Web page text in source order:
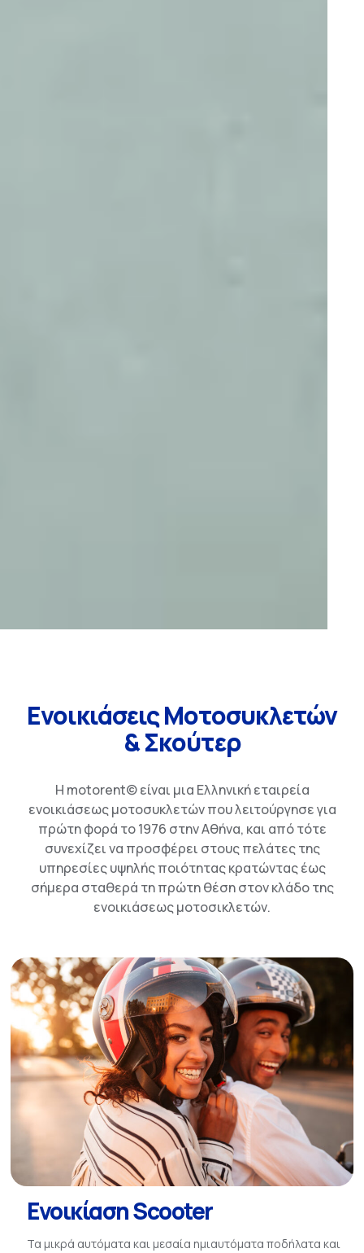
Ενοικιάσεις Μοτοσυκλετών
& Σκούτερ
Η motorent© είναι μια Ελληνική εταιρεία
ενοικιάσεως μοτοσυκλετών που λειτούργησε για
πρώτη φορά το 1976 στην Αθήνα, και από τότε
συνεχίζει να προσφέρει στους πελάτες της
υπηρεσίες υψηλής ποιότητας κρατώντας έως
σήμερα σταθερά τη πρώτη θέση στον κλάδο της
ενοικιάσεως μοτοσικλετών.
Ενοικίαση Scooter
Τα μικρά αυτόματα και μεσαία ημιαυτόματα ποδήλατα και